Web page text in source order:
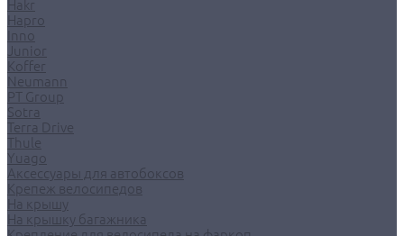
Hakr
Hapro
Inno
Junior
Koffer
Neumann
PT Group
Sotra
Terra Drive
Thule
Yuago
Аксессуары для автобоксов
Крепеж велосипедов
На крышу
На крышку багажника